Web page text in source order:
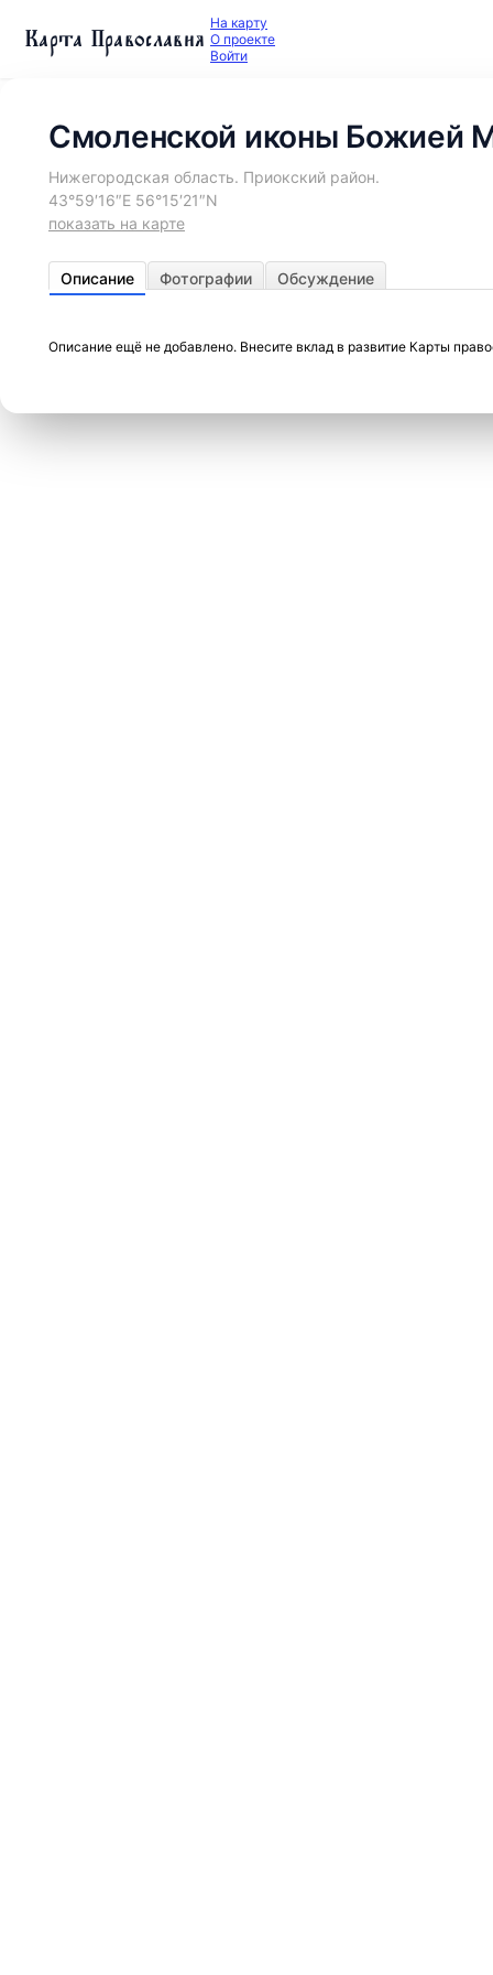
Карта Православия На карту
О проекте
Войти
Смоленской иконы Божией
Нижегородская область. Приокский район.
43°59′16″E 56°15′21″N
показать на карте
Описание Фотографии Обсуждение
Описание ещё не добавлено. Внесите вклад в развитие Карты